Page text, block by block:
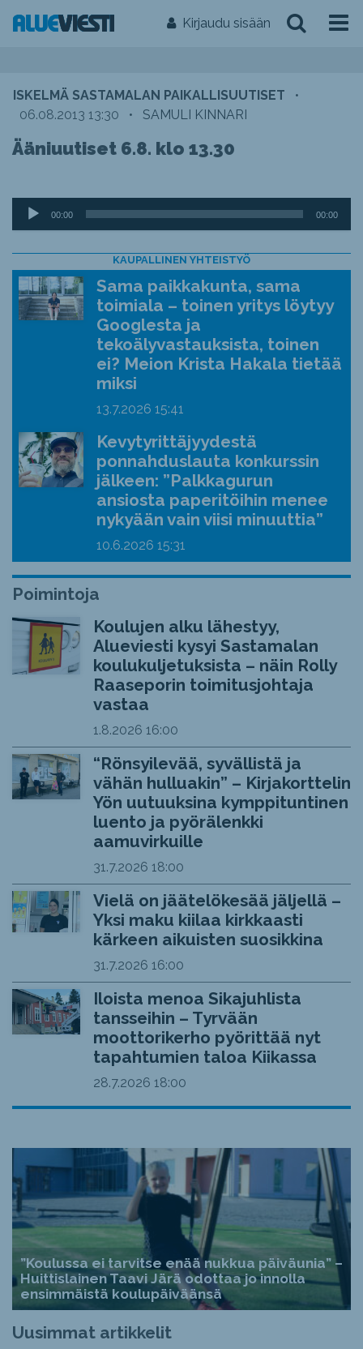
Kirjaudu sisään
ISKELMÄ SASTAMALAN PAIKALLISUUTISET
•
06.08.2013 13:30
• SAMULI KINNARI
Ääniuutiset 6.8. klo 13.30
Äänitoistin
00:00 00:00
KAUPALLINEN YHTEISTYÖ
Sama paikkakunta, sama
toimiala – toinen yritys löytyy
Googlesta ja
tekoälyvastauksista, toinen
ei? Meion Krista Hakala tietää
miksi
13.7.2026 15:41
Kevytyrittäjyydestä
ponnahduslauta konkurssin
jälkeen: ”Palkkagurun
ansiosta paperitöihin menee
nykyään vain viisi minuuttia”
10.6.2026 15:31
Poimintoja
Koulujen alku lähestyy,
Alueviesti kysyi Sastamalan
koulukuljetuksista – näin Rolly
Raaseporin toimitusjohtaja
vastaa
1.8.2026 16:00
“Rönsyilevää, syvällistä ja
vähän hulluakin” – Kirjakorttelin
Yön uutuuksina kymppituntinen
luento ja pyörälenkki
aamuvirkuille
31.7.2026 18:00
Vielä on jäätelökesää jäljellä –
Yksi maku kiilaa kirkkaasti
kärkeen aikuisten suosikkina
31.7.2026 16:00
Iloista menoa Sikajuhlista
tansseihin – Tyrvään
moottorikerho pyörittää nyt
tapahtumien taloa Kiikassa
28.7.2026 18:00
”Koulussa ei tarvitse enää nukkua päiväunia” –
Huittislainen Taavi Järä odottaa jo innolla
ensimmäistä koulupäiväänsä
Uusimmat artikkelit